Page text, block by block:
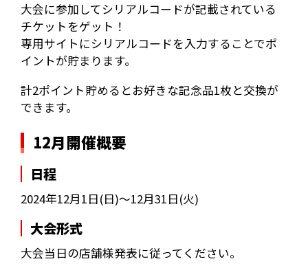
大会に参加してシリアルコードが記載されている
チケットをゲット！
専用サイトにシリアルコードを入力することでポ
イントが貯まります。
計2ポイント貯めるとお好きな記念品1枚と交換が
できます。
12月開催概要
日程
2024年12月1日(日)～12月31日(火)
大会形式
大会当日の店舗様発表に従ってください。